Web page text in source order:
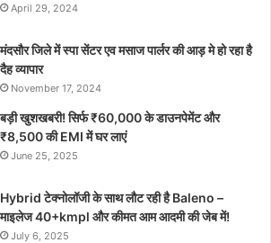
April 29, 2024
मंदसौर जिले में स्पा सेंटर एव मसाज पार्लर की आड़ मे हो रहा है
दैह व्यापार
November 17, 2024
बड़ी खुशखबरी! सिर्फ ₹60,000 के डाउनपेमेंट और
₹8,500 की EMI में घर लाएं
June 25, 2025
Hybrid टेक्नोलॉजी के साथ लौट रही है Baleno –
माइलेज 40+kmpl और कीमत आम आदमी की जेब में!
July 6, 2025